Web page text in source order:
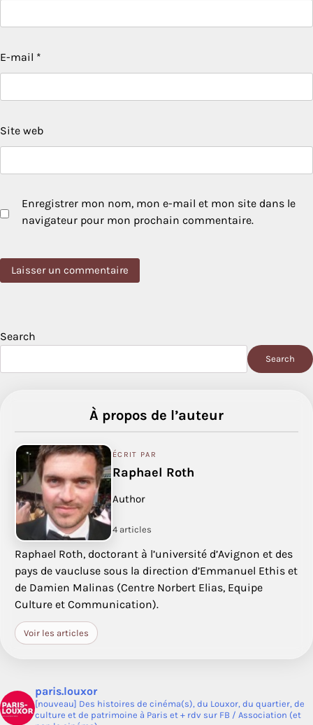
E-mail *
Site web
Enregistrer mon nom, mon e-mail et mon site dans le
navigateur pour mon prochain commentaire.
Search
Search
À propos de l’auteur
ÉCRIT PAR
Raphael Roth
Author
4 articles
Raphael Roth, doctorant à l’université d’Avignon et des
pays de vaucluse sous la direction d’Emmanuel Ethis et
de Damien Malinas (Centre Norbert Elias, Equipe
Culture et Communication).
Voir les articles
paris.louxor
[nouveau] Des histoires de cinéma(s), du Louxor, du quartier, de
culture et de patrimoine à Paris et + rdv sur FB / Association (et